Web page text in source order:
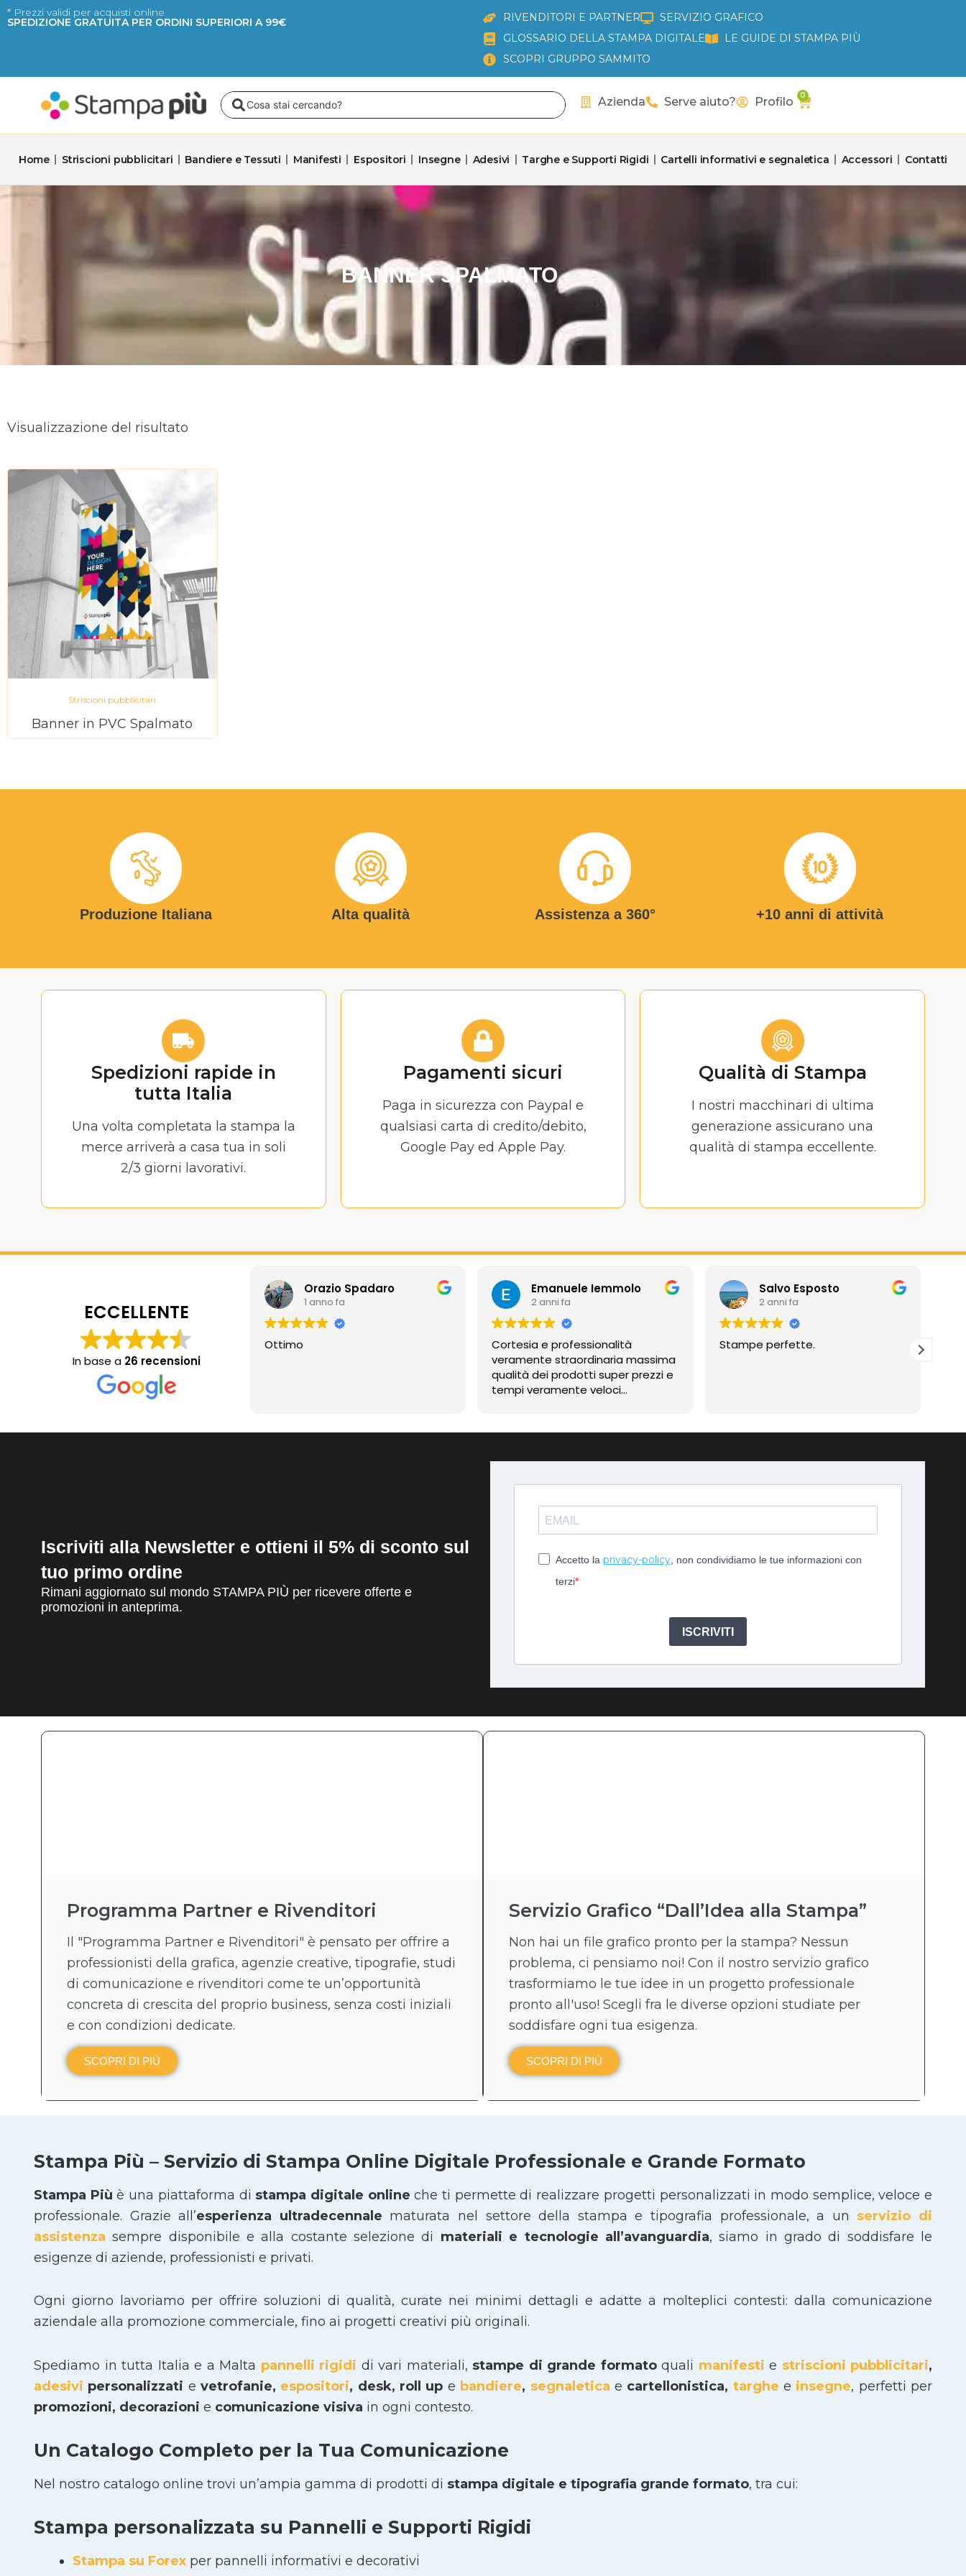
Vai
al
* Prezzi validi per acquisti online
SPEDIZIONE GRATUITA PER ORDINI SUPERIORI A 99€ RIVENDITORI E PARTNER
SERVIZIO GRAFICO
GLOSSARIO DELLA STAMPA DIGITALE
LE GUIDE DI STAMPA PIÙ
SCOPRI GRUPPO SAMMITO
Search
Azienda Serve aiuto? Profilo 0
Carrello
Home Striscioni pubblicitari Bandiere e Tessuti Manifesti Espositori Insegne Adesivi Targhe e Supporti Rigidi Cartelli informativi e segnaletica Accessori Contatti
BANNER SPALMATO
Visualizzazione del risultato
Striscioni pubblicitari
Banner in PVC Spalmato
Produzione Italiana Alta qualità Assistenza a 360° +10 anni di attività
Spedizioni rapide in
tutta Italia
Una volta completata la stampa la
merce arriverà a casa tua in soli
2/3 giorni lavorativi.
Pagamenti sicuri
Paga in sicurezza con Paypal e
qualsiasi carta di credito/debito,
Google Pay ed Apple Pay.
Qualità di Stampa
I nostri macchinari di ultima
generazione assicurano una
qualità di stampa eccellente.
ECCELLENTE
In base a 26 recensioni
Orazio Spadaro
1 anno fa
Ottimo
Emanuele Iemmolo
2 anni fa
Cortesia e professionalità
veramente straordinaria massima
qualità dei prodotti super prezzi e
tempi veramente veloci
Salvo Esposto
2 anni fa
Stampe perfette.
Iscriviti alla Newsletter e ottieni il 5% di sconto sul
tuo primo ordine
Rimani aggiornato sul mondo STAMPA PIÙ per ricevere offerte e
promozioni in anteprima.
Accetto la privacy-policy, non condividiamo le tue informazioni con
terzi
ISCRIVITI
Programma Partner e Rivenditori
Il "Programma Partner e Rivenditori" è pensato per offrire a
professionisti della grafica, agenzie creative, tipografie, studi
di comunicazione e rivenditori come te un’opportunità
concreta di crescita del proprio business, senza costi iniziali
e con condizioni dedicate.
SCOPRI DI PIÙ
Servizio Grafico “Dall’Idea alla Stampa”
Non hai un file grafico pronto per la stampa? Nessun
problema, ci pensiamo noi! Con il nostro servizio grafico
trasformiamo le tue idee in un progetto professionale
pronto all'uso! Scegli fra le diverse opzioni studiate per
soddisfare ogni tua esigenza.
SCOPRI DI PIÙ
Stampa Più – Servizio di Stampa Online Digitale Professionale e Grande Formato
Stampa Più è una piattaforma di stampa digitale online che ti permette di realizzare progetti personalizzati in modo semplice, veloce e
professionale. Grazie all’esperienza ultradecennale maturata nel settore della stampa e tipografia professionale, a un servizio di
assistenza sempre disponibile e alla costante selezione di materiali e tecnologie all’avanguardia, siamo in grado di soddisfare le
esigenze di aziende, professionisti e privati.
Ogni giorno lavoriamo per offrire soluzioni di qualità, curate nei minimi dettagli e adatte a molteplici contesti: dalla comunicazione
aziendale alla promozione commerciale, fino ai progetti creativi più originali.
Spediamo in tutta Italia e a Malta pannelli rigidi di vari materiali, stampe di grande formato quali manifesti e striscioni pubblicitari,
adesivi personalizzati e vetrofanie, espositori, desk, roll up e bandiere, segnaletica e cartellonistica, targhee insegne, perfetti per
promozioni, decorazioni e comunicazione visiva in ogni contesto.
Un Catalogo Completo per la Tua Comunicazione
Nel nostro catalogo online trovi un’ampia gamma di prodotti di stampa digitale e tipografia grande formato, tra cui:
Stampa personalizzata su Pannelli e Supporti Rigidi
Stampa su Forex per pannelli informativi e decorativi